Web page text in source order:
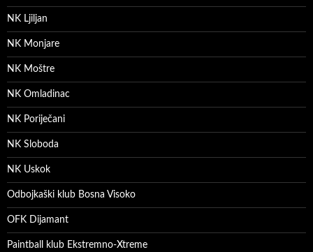
NK Ljiljan
NK Monjare
NK Moštre
NK Omladinac
NK Poriječani
NK Sloboda
NK Uskok
Odbojkaški klub Bosna Visoko
OFK Dijamant
Paintball klub Ekstremno-Xtreme